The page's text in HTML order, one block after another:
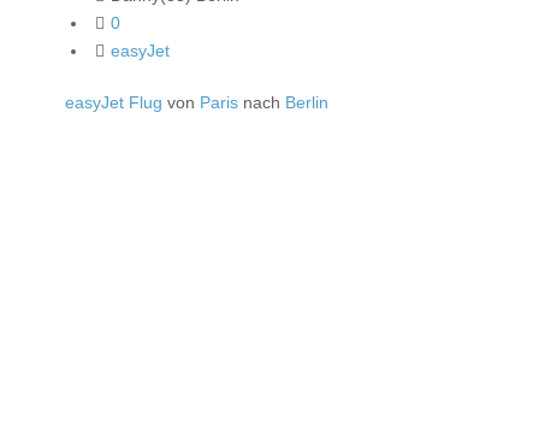
0
easyJet
easyJet Flug von Paris nach Berlin